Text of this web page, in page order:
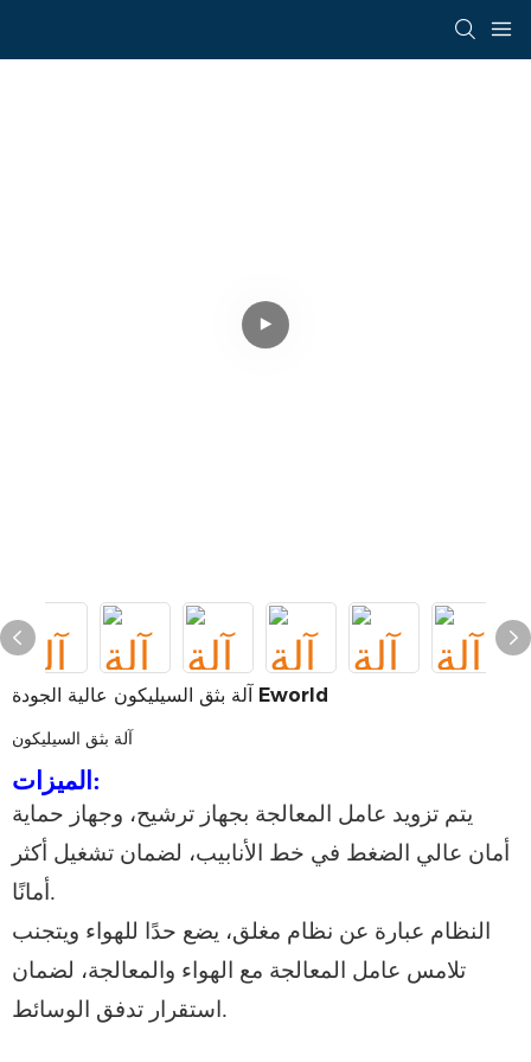
آلة بثق السيليكون عالية الجودة Eworld
آلة بثق السيليكون
الميزات:
يتم تزويد عامل المعالجة بجهاز ترشيح، وجهاز حماية
أمان عالي الضغط في خط الأنابيب، لضمان تشغيل أكثر
أمانًا.
النظام عبارة عن نظام مغلق، يضع حدًا للهواء ويتجنب
تلامس عامل المعالجة مع الهواء والمعالجة، لضمان
استقرار تدفق الوسائط.